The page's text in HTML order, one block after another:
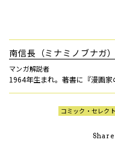
南信長（ミナミノブナガ）
マンガ解説者
1964年生まれ。著書に『漫画家
コミック・セレクト
Share